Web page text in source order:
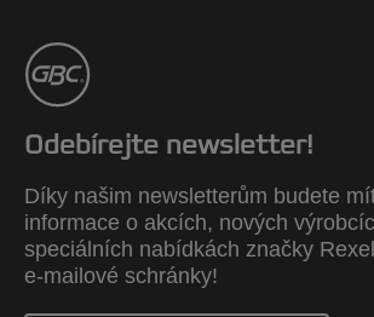
Odebírejte newsletter!
Díky našim newsletterům budete
informace o akcích, nových
speciálních nabídkách značky
e-mailové schránky!